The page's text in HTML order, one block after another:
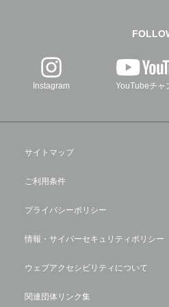
Instagram YouTubeチャ
サイトマップ
ご利用条件
プライバシーポリシー
情報・サイバーセキュリティポリシー
ウェブアクセシビリティについて
関連団体リンク集